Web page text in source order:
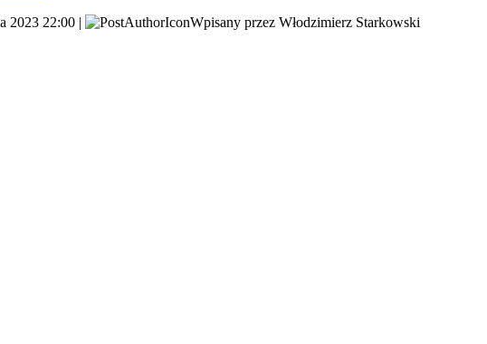
2023 22:00 |
Wpisany przez Włodzimierz Starkowski